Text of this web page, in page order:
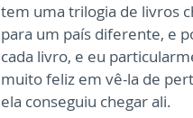
tem uma trilogia de livros
para um país diferente, e
cada livro, e eu
muito feliz em vê-la de
ela conseguiu chegar ali.